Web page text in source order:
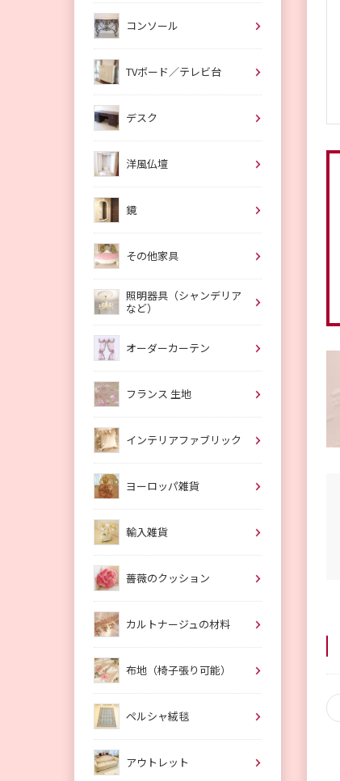
コンソール
TVボード／テレビ台
デスク
洋風仏壇
鏡
その他家具
照明器具（シャンデリア
など）
オーダーカーテン
フランス 生地
インテリアファブリック
ヨーロッパ雑貨
輸入雑貨
薔薇のクッション
カルトナージュの材料
布地（椅子張り可能）
ペルシャ絨毯
アウトレット